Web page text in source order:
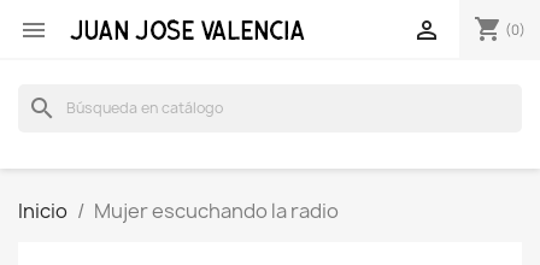
 shopping_cart (0)

search
Inicio Mujer escuchando la radio